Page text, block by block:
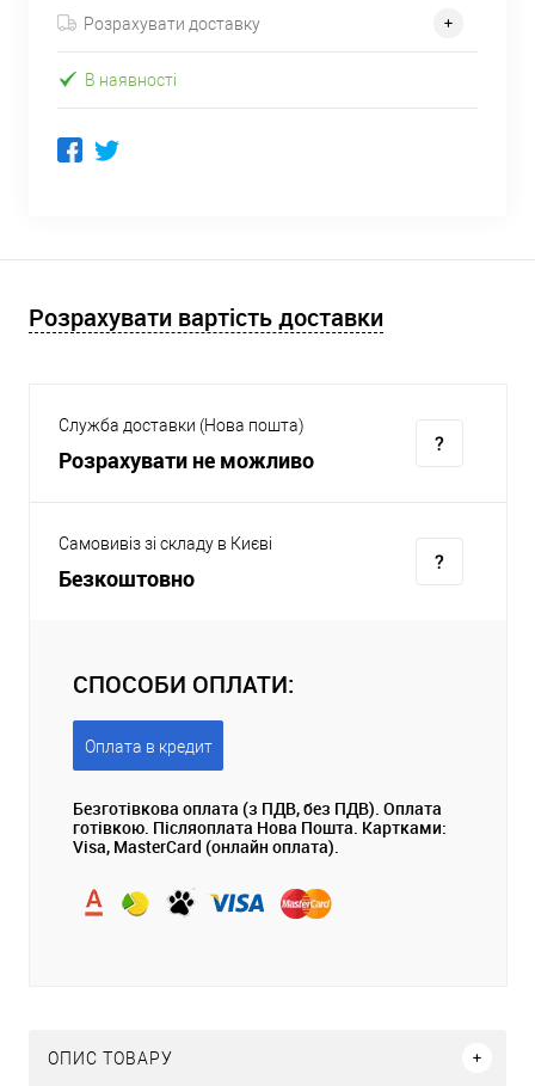
Розрахувати доставку
В наявності
Розрахувати вартість доставки
Служба доставки (Нова пошта)
Розрахувати не можливо
Самовивіз зі складу в Києві
Безкоштовно
СПОСОБИ ОПЛАТИ:
Оплата в кредит
Безготівкова оплата (з ПДВ, без ПДВ). Оплата
готівкою. Післяоплата Нова Пошта. Картками:
Visa, MasterCard (онлайн оплата).
ОПИС ТОВАРУ